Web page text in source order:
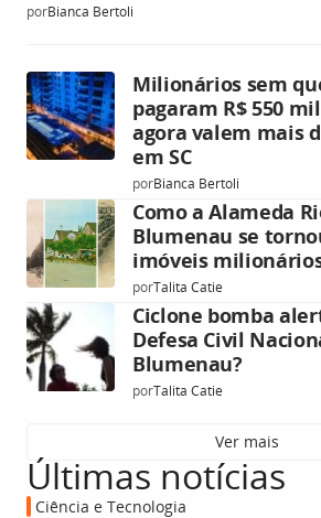
porBianca Bertoli
Milionários sem
pagaram R$ 550
agora valem mais
em SC
porBianca Bertoli
Como a Alameda
Blumenau se
imóveis
porTalita Catie
Ciclone bomba
Defesa Civil
Blumenau?
porTalita Catie
Ver mais
Últimas notícias
Ciência e Tecnologia